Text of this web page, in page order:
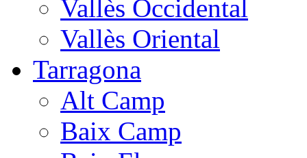
Vallès Occidental
Vallès Oriental
Tarragona
Alt Camp
Baix Camp